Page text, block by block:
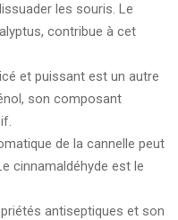
les souris. Le
contribue à cet
et puissant est un autre
son composant
de la cannelle peut
cinnamaldéhyde est le
antiseptiques et son